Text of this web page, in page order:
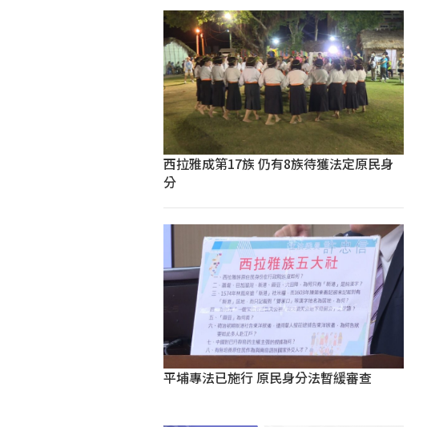
西拉雅成第17族 仍有8族待獲法定原民身
分
平埔專法已施行 原民身分法暫緩審查